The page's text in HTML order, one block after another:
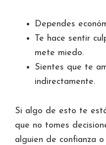
Dependes
Te hace sentir
mete miedo.
Sientes que te
indirectamente.
Si algo de esto te
que no tomes
alguien de confianza